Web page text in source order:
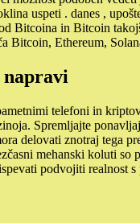
uspeti . danes ,
Bitcoina in Bitcoin
Ethereum,
telefoni in
Spremljajte
delovati znotraj tega
mehanski koluti
podvojiti realnost